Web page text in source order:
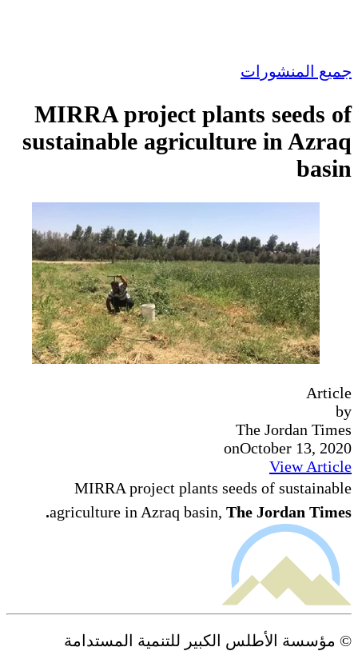
جميع المنشورات
MIRRA project plants seeds of
sustainable agriculture in Azraq
basin
Article
by
The Jordan Times
onOctober 13, 2020
View Article
MIRRA project plants seeds of sustainable
agriculture in Azraq basin, The Jordan Times.
© مؤسسة الأطلس الكبير للتنمية المستدامة